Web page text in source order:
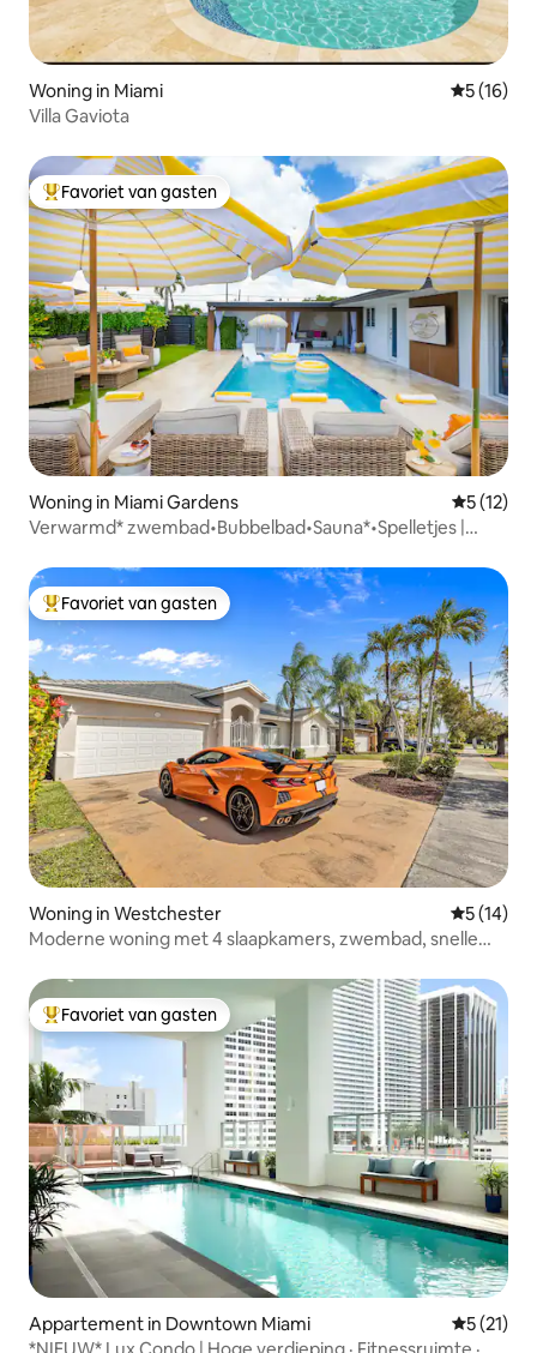
Woning in Miami
5 (16)
Villa Gaviota
Topfavoriet van gasten
Favoriet van gasten
Woning in Miami Gardens
5 (12)
Verwarmd* zwembad•Bubbelbad•Sauna*•Spelletjes |
Topfavoriet van gasten
Favoriet van gasten
Woning in Westchester
5 (14)
Moderne woning met 4 slaapkamers, zwembad, snelle
Topfavoriet van gasten
Favoriet van gasten
Appartement in Downtown Miami
5 (21)